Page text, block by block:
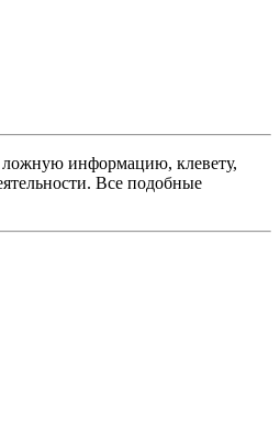
информацию, клевету,
Все подобные